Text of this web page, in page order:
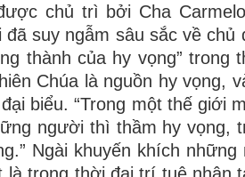
chủ trì bởi Cha
đã suy ngẫm sâu sắc về
thành của hy vọng”
Chúa là nguồn hy vọng,
biểu. “Trong một thế giới
người thì thầm hy vọng,
Ngài khuyến khích